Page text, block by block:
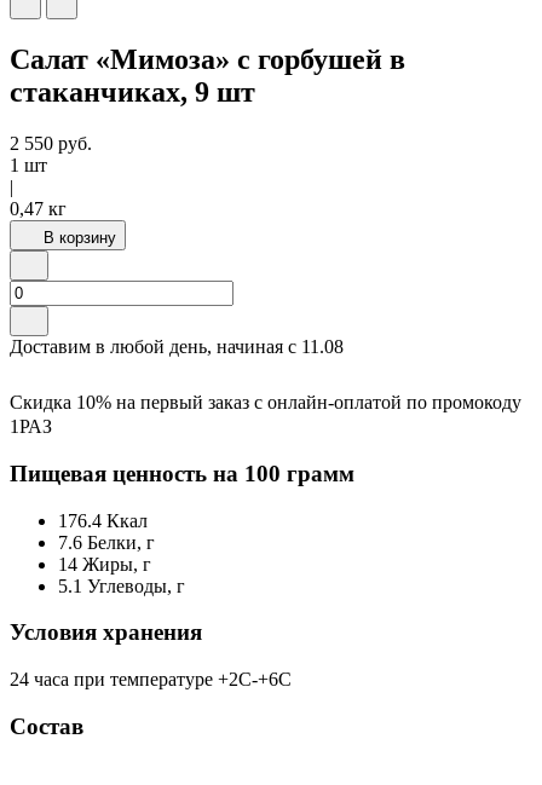
Салат «Мимоза» с горбушей в
стаканчиках, 9 шт
2 550 руб.
1 шт
|
0,47 кг
В корзину
Доставим в любой день, начиная с 11.08
Скидка 10% на первый заказ с онлайн-оплатой по промокоду
1РАЗ
Пищевая ценность на 100 грамм
176.4 Ккал
7.6 Белки, г
14 Жиры, г
5.1 Углеводы, г
Условия хранения
24 часа при температуре +2С-+6С
Состав